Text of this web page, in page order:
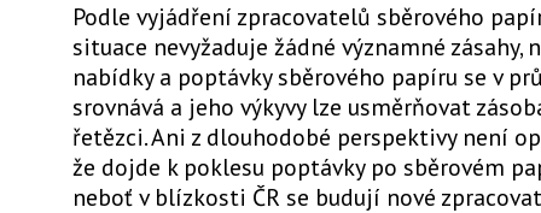
Podle vyjádření zpracovatelů sběrového
situace nevyžaduje žádné významné zásahy,
nabídky a poptávky sběrového papíru se v
srovnává a jeho výkyvy lze usměrňovat
řetězci. Ani z dlouhodobé perspektivy není
že dojde k poklesu poptávky po sběrovém
neboť v blízkosti ČR se budují nové